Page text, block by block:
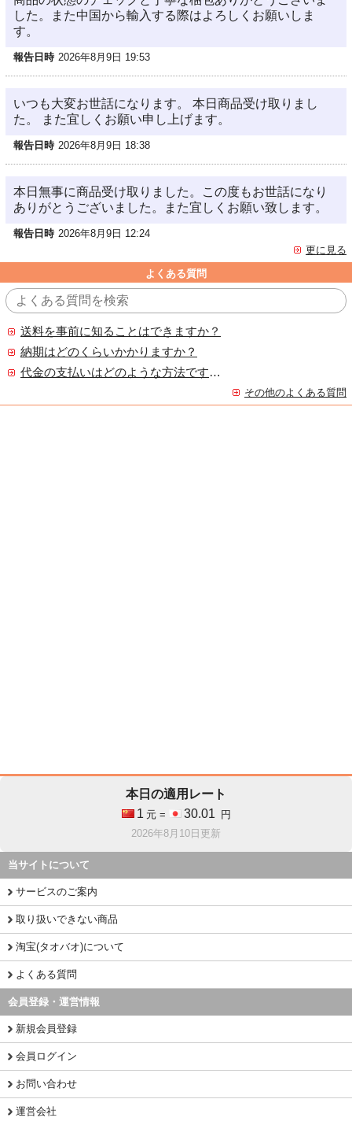
した。また中国から輸入する際はよろしくお願いしま
す。
報告日時 2026年8月9日 19:53
いつも大変お世話になります。 本日商品受け取りまし
た。 また宜しくお願い申し上げます。
報告日時 2026年8月9日 18:38
本日無事に商品受け取りました。この度もお世話になり
ありがとうございました。また宜しくお願い致します。
報告日時 2026年8月9日 12:24
更に見る
よくある質問
送料を事前に知ることはできますか？
納期はどのくらいかかりますか？
代金の支払いはどのような方法ですか？
その他のよくある質問
本日の適用レート
1 元 = 30.01
円
2026年8月10日更新
当サイトについて
サービスのご案内
取り扱いできない商品
淘宝(タオバオ)について
よくある質問
会員登録・運営情報
新規会員登録
会員ログイン
お問い合わせ
運営会社